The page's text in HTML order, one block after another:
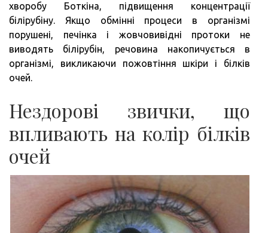
хворобу Боткіна, підвищення концентрації
білірубіну. Якщо обмінні процеси в організмі
порушені, печінка і жовчовивідні протоки не
виводять білірубін, речовина накопичується в
організмі, викликаючи пожовтіння шкіри і білків
очей.
Нездорові звички, що
впливають на колір білків
очей